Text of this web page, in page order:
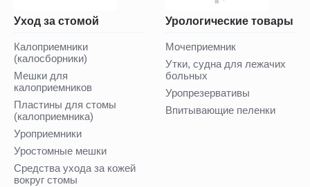
Уход за стомой
Калоприемники
(калосборники)
Мешки для
калоприемников
Пластины для стомы
(калоприемника)
Уроприемники
Уростомные мешки
Средства ухода за кожей
вокруг стомы
Урологические товары
Мочеприемник
Утки, судна для лежачих
больных
Уропрезервативы
Впитывающие пеленки